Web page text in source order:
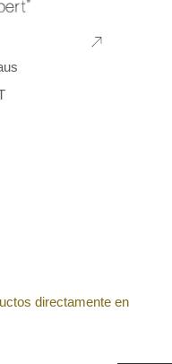
directamente en